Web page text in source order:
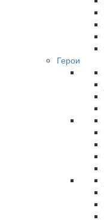
Герои